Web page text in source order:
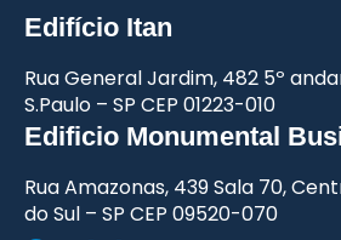
Edifício Itan
Rua General Jardim, 482 5º
S.Paulo – SP CEP 01223-010
Edificio Monumental
Rua Amazonas, 439 Sala 70,
do Sul – SP CEP 09520-070